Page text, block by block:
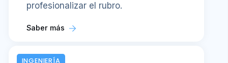
profesionalizar el rubro.
Saber más
INGENIERÍA